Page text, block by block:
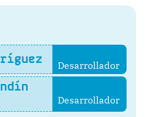
Desarrollador
Desarrollador